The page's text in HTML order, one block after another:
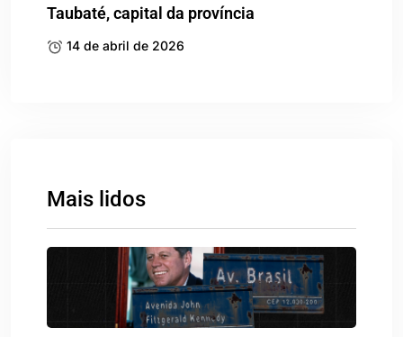
Taubaté, capital da província
14 de abril de 2026
Mais lidos